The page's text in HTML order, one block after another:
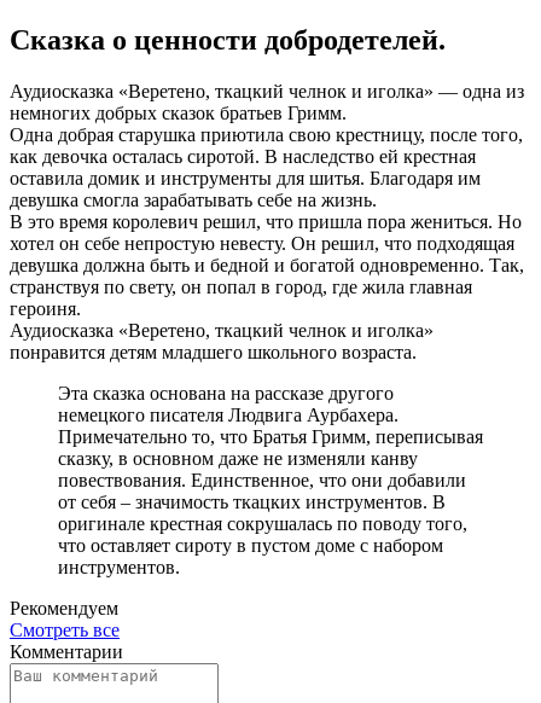
Сказка о ценности добродетелей.
Аудиосказка «Веретено, ткацкий челнок и иголка» — одна из
немногих добрых сказок братьев Гримм.
Одна добрая старушка приютила свою крестницу, после того,
как девочка осталась сиротой. В наследство ей крестная
оставила домик и инструменты для шитья. Благодаря им
девушка смогла зарабатывать себе на жизнь.
В это время королевич решил, что пришла пора жениться. Но
хотел он себе непростую невесту. Он решил, что подходящая
девушка должна быть и бедной и богатой одновременно. Так,
странствуя по свету, он попал в город, где жила главная
героиня.
Аудиосказка «Веретено, ткацкий челнок и иголка»
понравится детям младшего школьного возраста.
Эта сказка основана на рассказе другого
немецкого писателя Людвига Аурбахера.
Примечательно то, что Братья Гримм, переписывая
сказку, в основном даже не изменяли канву
повествования. Единственное, что они добавили
от себя – значимость ткацких инструментов. В
оригинале крестная сокрушалась по поводу того,
что оставляет сироту в пустом доме с набором
инструментов.
Рекомендуем
Смотреть все
Комментарии